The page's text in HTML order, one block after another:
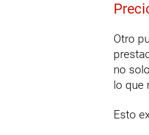
Otro
no
lo que
Esto